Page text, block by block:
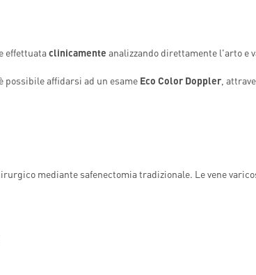
effettuataclinicamente analizzando direttamente l'arto e
possibile affidarsi ad un esame Eco Color Doppler ,
mediante safenectomia tradizionale. Le vene